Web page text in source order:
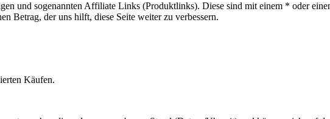
und sogenannten Affiliate Links (Produktlinks). Diese sind mit einem * oder
Betrag, der uns hilft, diese Seite weiter zu verbessern.
Käufen.